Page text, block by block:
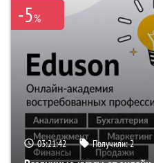
-5%
03:21:41 Получили:2